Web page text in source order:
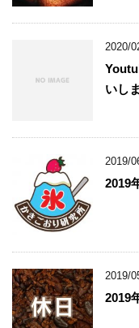
2020/
いし
2019/
2019
2019/
2019